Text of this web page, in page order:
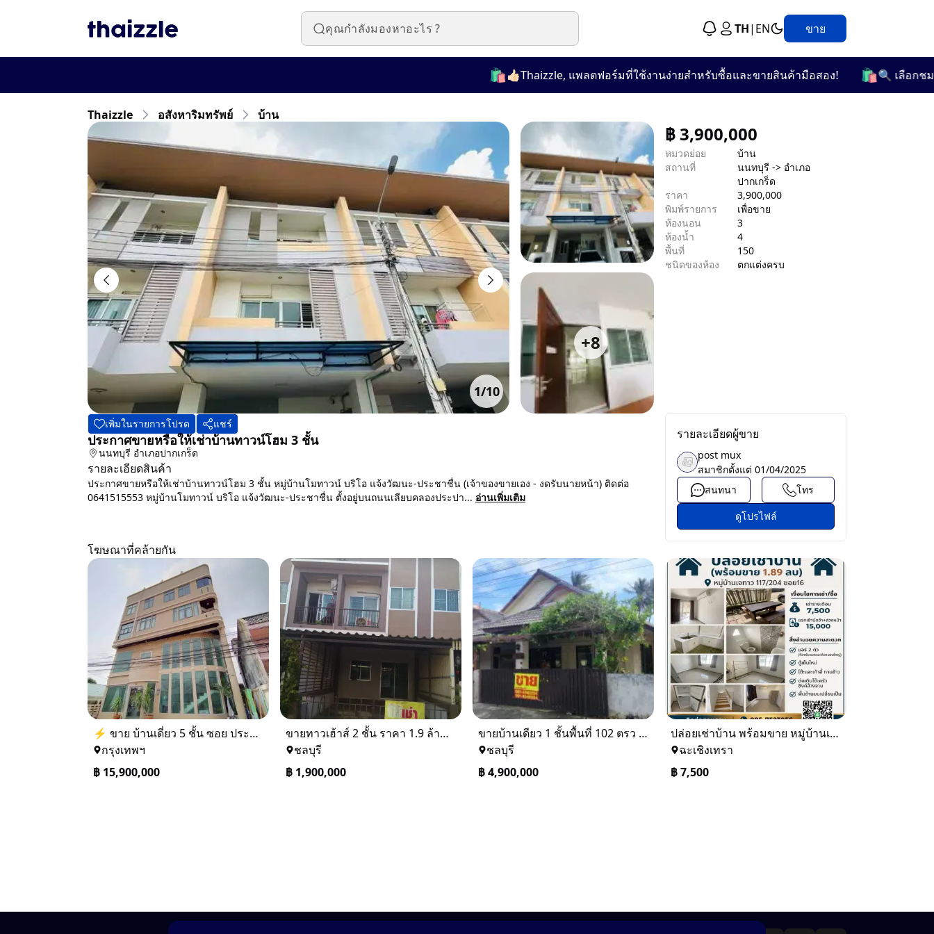
TH| EN ขาย
👍🏻Thaizzle, แพลตฟอร์มที่ใช้งานง่ายสำหรับซื้อและขายสินค้ามือสอง! 🛍️ 🔍 เลือกชมจาก
Thaizzle อสังหาริมทรัพย์ บ้าน
1/10
+8
฿3,900,000
หมวดย่อย
บ้าน
สถานที่
นนทบุรี -> อำเภอ
ปากเกร็ด
ราคา
3,900,000
พิมพ์รายการ
เพื่อขาย
ห้องนอน
3
ห้องน้ำ
4
พื้นที่
150
ชนิดของห้อง
ตกแต่งครบ
เพิ่มในรายการโปรด แชร์
ประกาศขายหรือให้เช่าบ้านทาวน์โฮม 3 ชั้น
นนทบุรี อำเภอปากเกร็ด
รายละเอียดสินค้า
ประกาศขายหรือให้เช่าบ้านทาวน์โฮม 3 ชั้น หมู่บ้านโมทาวน์ บริโอ แจ้งวัฒนะ-ประชาชื่น (เจ้าของขายเอง - งดรับนายหน้า) ติดต่อ
0641515553 หมู่บ้านโมทาวน์ บริโอ แจ้งวัฒนะ-ประชาชื่น ตั้งอยู่บนถนนเลียบคลองประปา... อ่านเพิ่มเติม
รายละเอียดผู้ขาย
post mux
สมาชิกตั้งแต่ 01/04/2025
สนทนา
โทร
ดูโปรไฟล์
โฆษณาที่คล้ายกัน
⚡ ขาย บ้านเดี่ยว 5 ชั้น ซอย ประชาชื่น 14 ใกล้ BTS
กรุงเทพฯ
฿ 15,900,000
ขายทาวเฮ้าส์ 2 ชั้น ราคา 1.9 ล้านบาท ที่อยู่ ศรีราชา ชลบุรี
ชลบุรี
฿ 1,900,000
ขายบ้านเดียว 1 ชั้นพื้นที่ 102 ตรว บางละมุง ชลบุรี
ชลบุรี
฿4,900,000
ปล่อยเช่าบ้าน พร้อมขาย หมู่บ้านเจทาว ตำบลแสนภูดาษ
ฉะเชิงเทรา
฿7,500